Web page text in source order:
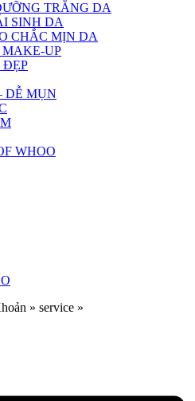
TRẮNG DA
SINH DA
CHẮC MỊN DA
UP
ĐẸP
DỄ MỤN
WHOO
» service »